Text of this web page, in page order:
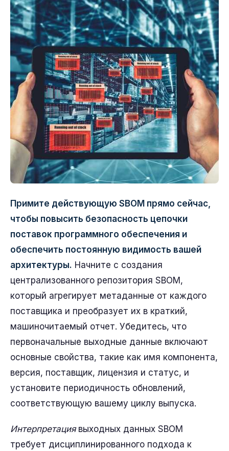
Примите действующую SBOM прямо сейчас,
чтобы повысить безопасность цепочки
поставок программного обеспечения и
обеспечить постоянную видимость вашей
архитектуры. Начните с создания
централизованного репозитория SBOM,
который агрегирует метаданные от каждого
поставщика и преобразует их в краткий,
машиночитаемый отчет. Убедитесь, что
первоначальные выходные данные включают
основные свойства, такие как имя компонента,
версия, поставщик, лицензия и статус, и
установите периодичность обновлений,
соответствующую вашему циклу выпуска.
Интерпретациявыходных данных SBOM
требует дисциплинированного подхода к